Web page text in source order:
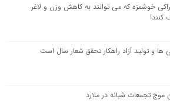
خوشمزه که می توانند به کاهش وزن و لاغر
ها و تولید آزاد راهکار تحقق شعار سال است
تجمعات شبانه در ملارد